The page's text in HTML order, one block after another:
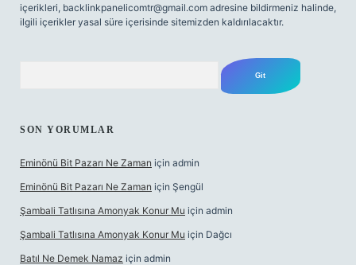
içerikleri, backlinkpanelicomtr@gmail.com adresine bildirmeniz halinde,
ilgili içerikler yasal süre içerisinde sitemizden kaldırılacaktır.
SON YORUMLAR
Eminönü Bit Pazarı Ne Zaman için admin
Eminönü Bit Pazarı Ne Zaman için Şengül
Şambali Tatlısına Amonyak Konur Mu için admin
Şambali Tatlısına Amonyak Konur Mu için Dağcı
Batıl Ne Demek Namaz için admin